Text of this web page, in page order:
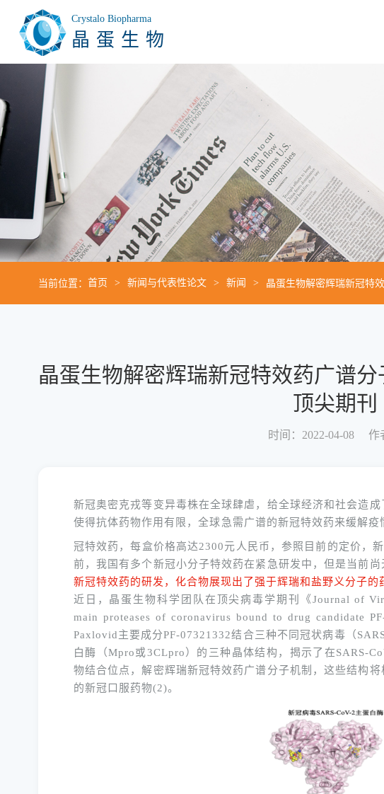
Crystalo Biopharma
晶蛋生物
当前位置： 首页 新闻与代表性论文 新闻 晶蛋生物解密辉瑞新冠特
晶蛋生物解密辉瑞新冠特效药广谱
顶尖期刊
时间：2022-04-08 作
新冠奥密克戎等变异毒株在全球肆虐，给全球经济和社会造
使得抗体药物作用有限，全球急需广谱的新冠特效药来缓解疫
冠特效药，每盒价格高达2300元人民币，参照目前的定价，
前，我国有多个新冠小分子特效药在紧急研发中，但是当前尚
新冠特效药的研发，化合物展现出了强于辉瑞和盐野义分子的
近日，晶蛋生物科学团队在顶尖病毒学期刊《Journal of
main proteases of coronavirus bound to drug candidate
Paxlovid主要成分PF-07321332结合三种不同冠状病毒（
白酶（Mpro或3CLpro）的三种晶体结构，揭示了在SARS-
物结合位点，解密辉瑞新冠特效药广谱分子机制，这些结构
的新冠口服药物(2)。